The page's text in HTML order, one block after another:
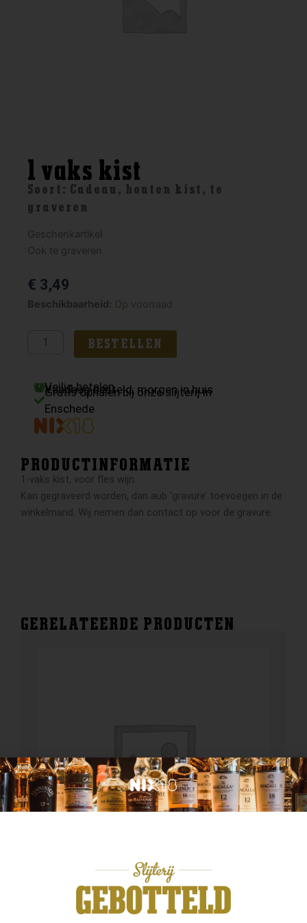
1 vaks kist
Soort: Cadeau , houten kist , te
graveren
Geschenkartikel
Ook te graveren
€ 3,49
Beschikbaarheid: Op voorraad
1
BESTELLEN
Veilig betalen
Vandaag besteld, morgen in huis
Gratis ophalen bij onze slijterij in
Enschede
PRODUCTINFORMATIE
1-vaks kist, voor fles wijn.
Kan gegraveerd worden, dan aub ‘gravure’ toevoegen in de
winkelmand. Wij nemen dan contact op voor de gravure.
GERELATEERDE PRODUCTEN
Overige artikelen
2 vaks kist